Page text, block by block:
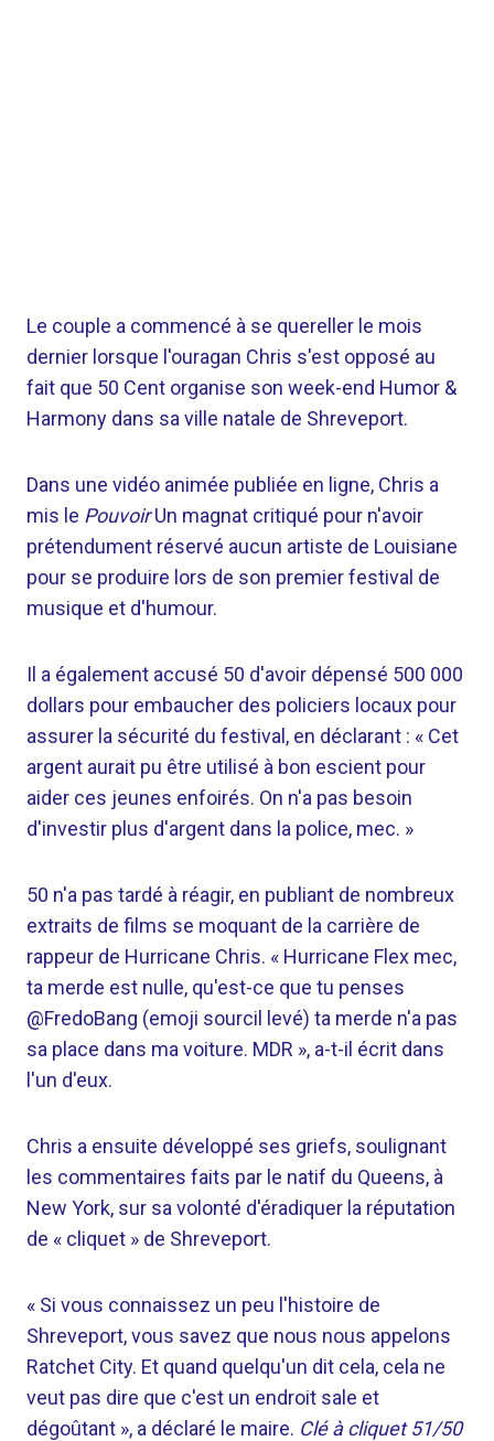
Le couple a commencé à se quereller le mois
dernier lorsque l'ouragan Chris s'est opposé au
fait que 50 Cent organise son week-end Humor &
Harmony dans sa ville natale de Shreveport.
Dans une vidéo animée publiée en ligne, Chris a
mis le PouvoirUn magnat critiqué pour n'avoir
prétendument réservé aucun artiste de Louisiane
pour se produire lors de son premier festival de
musique et d'humour.
Il a également accusé 50 d'avoir dépensé 500 000
dollars pour embaucher des policiers locaux pour
assurer la sécurité du festival, en déclarant : « Cet
argent aurait pu être utilisé à bon escient pour
aider ces jeunes enfoirés. On n'a pas besoin
d'investir plus d'argent dans la police, mec. »
50 n'a pas tardé à réagir, en publiant de nombreux
extraits de films se moquant de la carrière de
rappeur de Hurricane Chris. « Hurricane Flex mec,
ta merde est nulle, qu'est-ce que tu penses
@FredoBang (emoji sourcil levé) ta merde n'a pas
sa place dans ma voiture. MDR », a-t-il écrit dans
l'un d'eux.
Chris a ensuite développé ses griefs, soulignant
les commentaires faits par le natif du Queens, à
New York, sur sa volonté d'éradiquer la réputation
de « cliquet » de Shreveport.
« Si vous connaissez un peu l'histoire de
Shreveport, vous savez que nous nous appelons
Ratchet City. Et quand quelqu'un dit cela, cela ne
veut pas dire que c'est un endroit sale et
dégoûtant », a déclaré le maire. Clé à cliquet 51/50